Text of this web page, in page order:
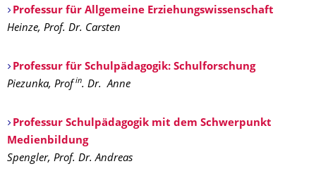
Professur für Allgemeine Erziehungswissenschaft
Heinze, Prof. Dr. Carsten
Professur für Schulpädagogik: Schulforschung
Piezunka, Profin. Dr. Anne
Professur Schulpädagogik mit dem Schwerpunkt
Medienbildung
Spengler, Prof. Dr. Andreas